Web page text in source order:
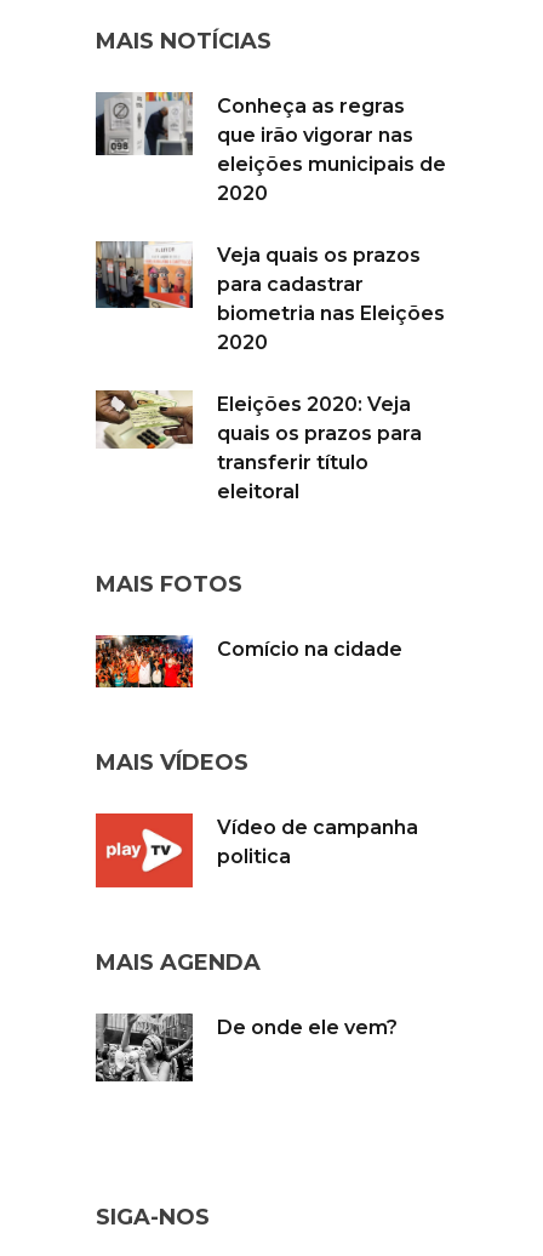
MAIS NOTÍCIAS
Conheça as regras
que irão vigorar nas
eleições municipais de
2020
Veja quais os prazos
para cadastrar
biometria nas Eleições
2020
Eleições 2020: Veja
quais os prazos para
transferir título
eleitoral
MAIS FOTOS
Comício na cidade
MAIS VÍDEOS
Vídeo de campanha
politica
MAIS AGENDA
De onde ele vem?
SIGA-NOS